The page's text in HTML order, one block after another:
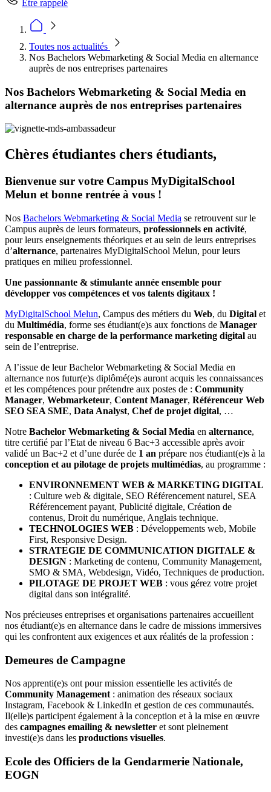
Être rappelé
Toutes nos actualités
Nos Bachelors Webmarketing & Social Media en alternance
auprès de nos entreprises partenaires
Nos Bachelors Webmarketing & Social Media en
alternance auprès de nos entreprises partenaires
Chères étudiantes chers étudiants,
Bienvenue sur votre Campus MyDigitalSchool
Melun et bonne rentrée à vous !
Nos Bachelors Webmarketing & Social Media se retrouvent sur le
Campus auprès de leurs formateurs, professionnels en activité,
pour leurs enseignements théoriques et au sein de leurs entreprises
d’alternance, partenaires MyDigitalSchool Melun, pour leurs
pratiques en milieu professionnel.
Une passionnante & stimulante année ensemble pour
développer vos compétences et vos talents digitaux !
MyDigitalSchool Melun, Campus des métiers du Web, du Digital et
du Multimédia, forme ses étudiant(e)s aux fonctions de Manager
responsable en charge de la performance marketing digital au
sein de l’entreprise.
A l’issue de leur Bachelor Webmarketing & Social Media en
alternance nos futur(e)s diplômé(e)s auront acquis les connaissances
et les compétences pour prétendre aux postes de : Community
Manager, Webmarketeur, Content Manager, Référenceur Web
SEO SEA SME, Data Analyst, Chef de projet digital, …
Notre Bachelor Webmarketing & Social Media en alternance,
titre certifié par l’Etat de niveau 6 Bac+3 accessible après avoir
validé un Bac+2 et d’une durée de 1 an prépare nos étudiant(e)s à la
conception et au pilotage de projets multimédias, au programme :
ENVIRONNEMENT WEB & MARKETING DIGITAL
: Culture web & digitale, SEO Référencement naturel, SEA
Référencement payant, Publicité digitale, Création de
contenus, Droit du numérique, Anglais technique.
TECHNOLOGIES WEB : Développements web, Mobile
First, Responsive Design.
STRATEGIE DE COMMUNICATION DIGITALE &
DESIGN : Marketing de contenu, Community Management,
SMO & SMA, Webdesign, Vidéo, Techniques de production.
PILOTAGE DE PROJET WEB : vous gérez votre projet
digital dans son intégralité.
Nos précieuses entreprises et organisations partenaires accueillent
nos étudiant(e)s en alternance dans le cadre de missions immersives
qui les confrontent aux exigences et aux réalités de la profession :
Demeures de Campagne
Nos apprenti(e)s ont pour mission essentielle les activités de
Community Management: animation des réseaux sociaux
Instagram, Facebook & LinkedIn et gestion de ces communautés.
Il(elle)s participent également à la conception et à la mise en œuvre
des campagnes emailing & newsletter et sont pleinement
investi(e)s dans les productions visuelles.
Ecole des Officiers de la Gendarmerie Nationale,
EOGN